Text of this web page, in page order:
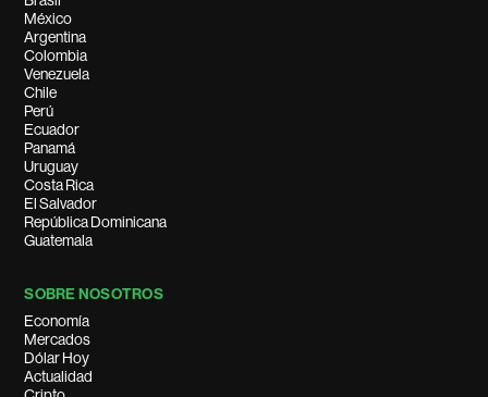
México
Argentina
Colombia
Venezuela
Chile
Perú
Ecuador
Panamá
Uruguay
Costa Rica
El Salvador
República Dominicana
Guatemala
SOBRE NOSOTROS
Economía
Mercados
Dólar Hoy
Actualidad